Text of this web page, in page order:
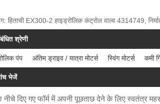
हिताची EX300-2 हाइड्रोलिक कंट्रोल वाल्व 4314749,
श्रेणी
पंप अंतिम ड्राइव / यात्रा मोटर्स स्विंग मोटर्स कमी
भेजें
नीचे दिए गए फॉर्म में अपनी पूछताछ देने के लिए स्वतंत्र